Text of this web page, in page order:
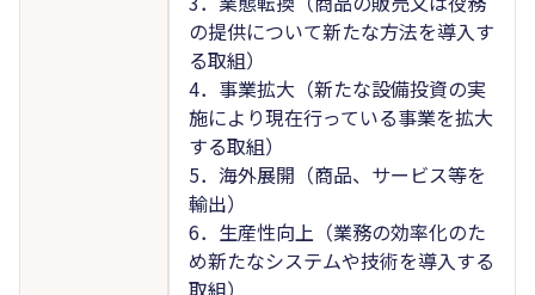
の提供について新たな方法を導入す
る取組）
4．事業拡大（新たな設備投資の実
施により現在行っている事業を拡大
する取組）
5．海外展開（商品、サービス等を
輸出）
6．生産性向上（業務の効率化のた
め新たなシステムや技術を導入する
取組）